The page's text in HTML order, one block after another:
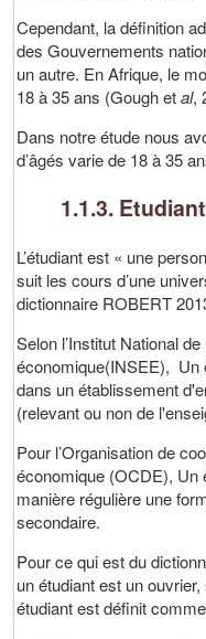
Cependant, la définition
des Gouvernements
un autre. En Afrique, le
18 à 35 ans (Gough etal,
Dans notre étude nous
d’âgés varie de 18 à 35
1.1.3. Etudiant
L’étudiant est « une
suit les cours d’une
dictionnaire ROBERT
Selon l’Institut National
économique(INSEE), Un
dans un établissement
(relevant ou non de
Pour l’Organisation de
économique (OCDE), Un
manière régulière une
secondaire.
Pour ce qui est du
un étudiant est un
étudiant est définit